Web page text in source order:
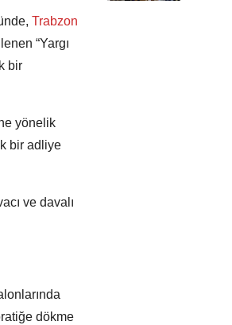
Trabzon
“Yargı
bir
yönelik
bir adliye
ve davalı
dökme